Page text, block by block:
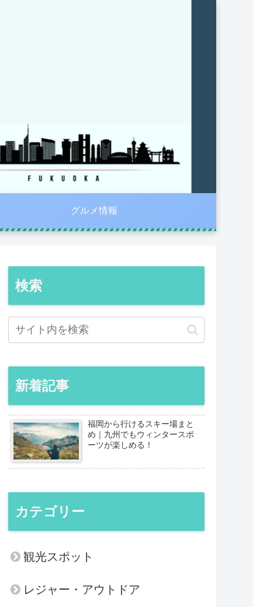
グルメ情報
検索
新着記事
福岡から行けるスキー場まと
め｜九州でもウィンタースポ
ーツが楽しめる！
カテゴリー
観光スポット
レジャー・アウトドア